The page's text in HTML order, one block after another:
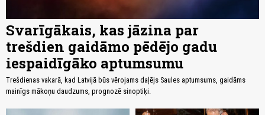
Svarīgākais, kas jāzina par
trešdien gaidāmo pēdējo gadu
iespaidīgāko aptumsumu
Trešdienas vakarā, kad Latvijā būs vērojams daļējs Saules aptumsums, gaidāms
mainīgs mākoņu daudzums, prognozē sinoptiķi.